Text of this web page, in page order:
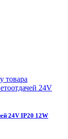
товара
24V IP20 12W